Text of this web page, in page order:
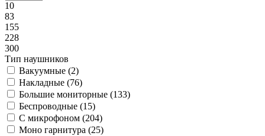
10
83
155
228
300
Тип наушников
Вакуумные (2)
Накладные (76)
Большие мониторные (133)
Беспроводные (15)
С микрофоном (204)
Моно гарнитура (25)